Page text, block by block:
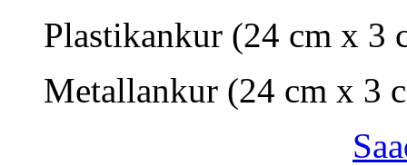
Plastikankur (24 сm х 3
Metallankur (24 сm х 3